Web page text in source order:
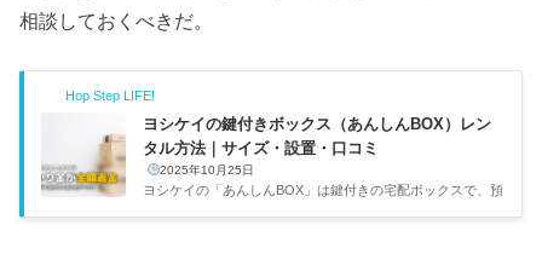
相談しておくべきだ。
Hop Step LIFE!
ヨシケイの鍵付きボックス（あんしんBOX）レン
タル方法｜サイズ・設置・口コミ
2025年10月25日
ヨシケイの「あんしんBOX」は鍵付きの宅配ボックスで、預